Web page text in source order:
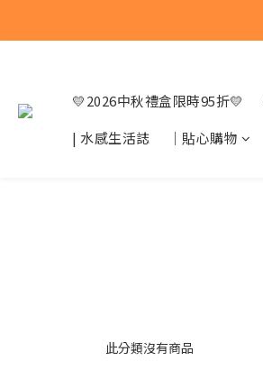
💛2026中秋禮盒限時95折💛
| 水感生活誌
｜貼心購物
此分類沒有商品